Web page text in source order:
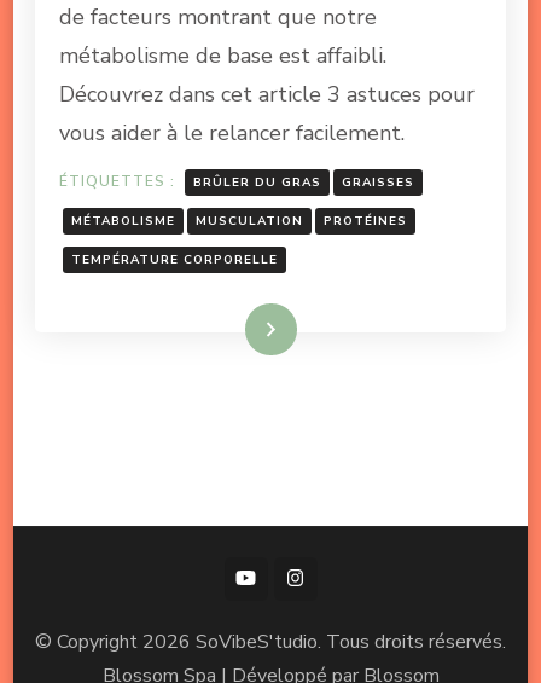
de facteurs montrant que notre
métabolisme de base est affaibli.
Découvrez dans cet article 3 astuces pour
vous aider à le relancer facilement.
ÉTIQUETTES : BRÛLER DU GRAS GRAISSES
MÉTABOLISME MUSCULATION PROTÉINES
TEMPÉRATURE CORPORELLE
Lire la suite
© Copyright 2026 SoVibeS'tudio. Tous droits réservés.
Blossom Spa | Développé par Blossom